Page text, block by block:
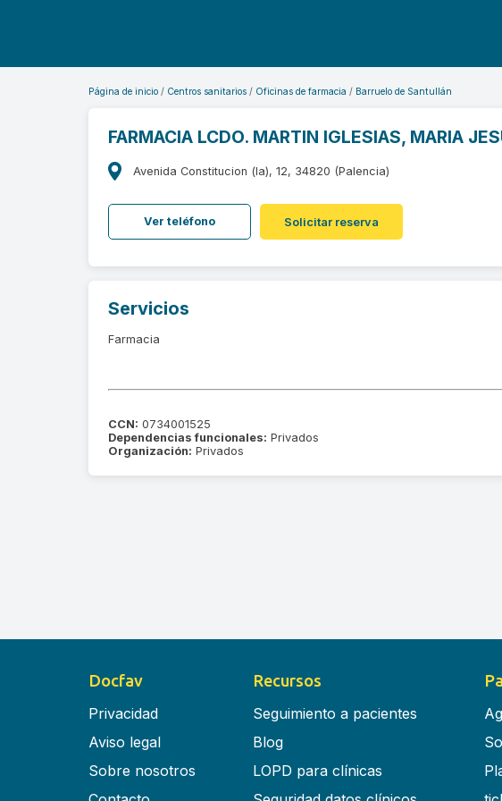
Página de inicio Centros sanitarios Oficinas de farmacia Barruelo de Santullán
FARMACIA LCDO. MARTIN IGLESIAS, MARIA
Avenida Constitucion (la), 12, 34820 (Palencia)
Ver teléfono Solicitar reserva
Servicios
Farmacia
CCN: 0734001525
Dependencias funcionales: Privados
Organización: Privados
Docfav
Privacidad
Aviso legal
Sobre nosotros
Recursos
Seguimiento a pacientes
Blog
LOPD para clínicas